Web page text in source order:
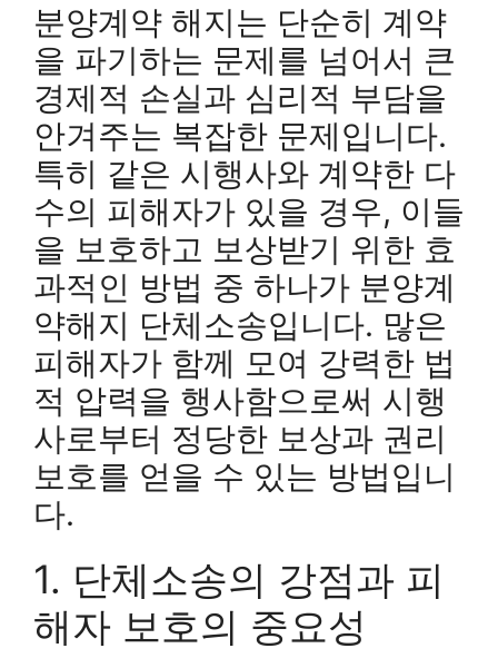
분양계약 해지는 단순히 계약
을 파기하는 문제를 넘어서 큰
경제적 손실과 심리적 부담을
안겨주는 복잡한 문제입니다.
특히 같은 시행사와 계약한 다
수의 피해자가 있을 경우, 이들
을 보호하고 보상받기 위한 효
과적인 방법 중 하나가 분양계
약해지 단체소송입니다. 많은
피해자가 함께 모여 강력한 법
적 압력을 행사함으로써 시행
사로부터 정당한 보상과 권리
보호를 얻을 수 있는 방법입니
다.
1. 단체소송의 강점과 피
해자 보호의 중요성